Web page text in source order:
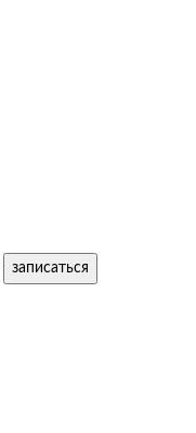
записаться